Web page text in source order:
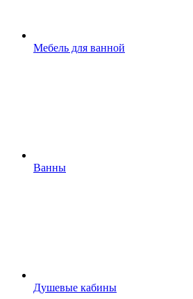
Мебель для ванной
Ванны
Душевые кабины